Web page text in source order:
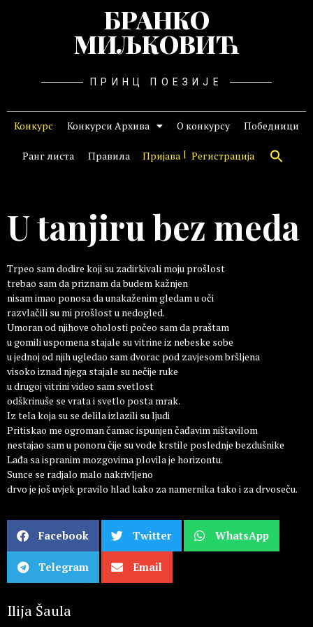
БРАНКО
МИЉКОВИЋ
ПРИНЦ ПОЕЗИЈЕ
Конкурс Конкурси Архива О конкурсу Победници
Ранг листа Правила Пријава Регистрација
U tanjiru bez meda
Trpeo sam dodire koji su zadirkivali moju prošlost
trebao sam da priznam da budem kažnjen
nisam imao ponosa da unakaženim gledam u oči
razvlačili su mi prošlost u nedogled.
Umoran od njihove oholosti počeo sam da praštam
u gomili uspomena stajale su vitrine iz nebeske sobe
u jednoj od njih ugledao sam dvorac pod zavjesom bršljena
visoko iznad njega stajale su nečije ruke
u drugoj vitrini video sam svetlost
odškrinuše se vrata i svetlo posta mrak.
Iz tela koja su se delila izlazili su ljudi
Pritiskao me ogroman čamac ispunjen čađavim ništavilom
nestajao sam u ponoru čije su vode krstile poslednje bezdušnike
Lađa sa ispranim mozgovima plovila je horizontu.
Sunce se radjalo malo nakrivljeno
drvo je još uvjek pravilo hlad kako za namernika tako i za drvoseču.
Facebook Twitter WhatsApp
Telegram Email
Ilija Šaula